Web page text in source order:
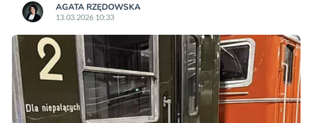
AGATA RZĘDOWSKA
13.03.2026 10:33